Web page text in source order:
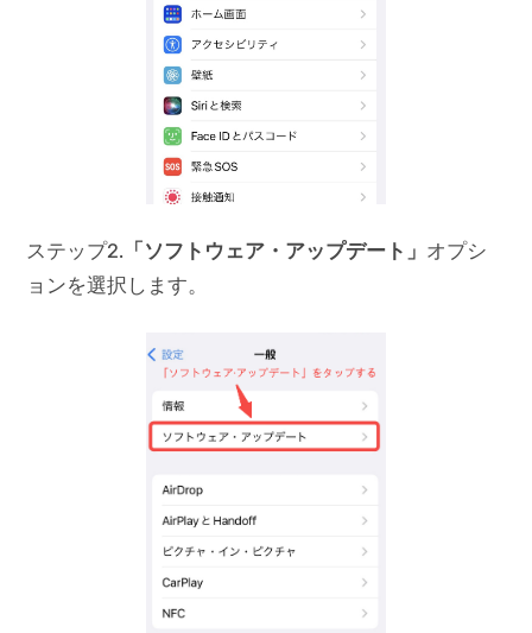
ステップ2. 「ソフトウェア・アップデート」 オプシ
ョンを選択します。